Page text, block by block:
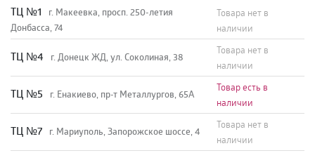
TЦ №1
г. Макеевка, просп. 250-летия
Донбасса, 74
Товара нет в
наличии
TЦ №4 г. Донецк ЖД, ул. Соколиная, 38
Товара нет в
наличии
TЦ №5 г. Енакиево, пр-т Металлургов, 65А
Товар есть в
наличии
ТЦ №7 г. Мариуполь, Запорожское шоссе, 4
Товара нет в
наличии